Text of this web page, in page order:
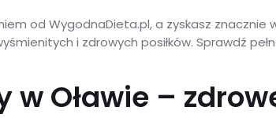
od WygodnaDieta.pl, a zyskasz
i zdrowych posiłków. Sprawdź
Oławie –